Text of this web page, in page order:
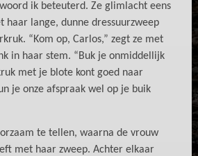
ik beteuterd. Ze glimlacht eens
haar lange, dunne dressuurzweep
“Kom op, Carlos,” zegt ze met
in haar stem. “Buk je onmiddellijk
met je blote kont goed naar
je onze afspraak wel op je buik
te tellen, waarna de vrouw
met haar zweep. Achter elkaar